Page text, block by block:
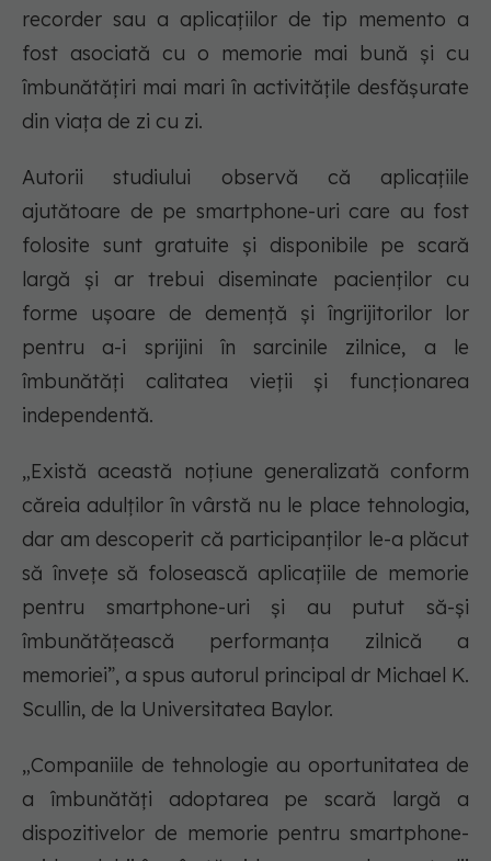
recorder sau a aplicațiilor de tip memento a
fost asociată cu o memorie mai bună și cu
îmbunătățiri mai mari în activitățile desfășurate
din viața de zi cu zi.
Autorii studiului observă că aplicațiile
ajutătoare de pe smartphone-uri care au fost
folosite sunt gratuite și disponibile pe scară
largă și ar trebui diseminate pacienților cu
forme ușoare de demență și îngrijitorilor lor
pentru a-i sprijini în sarcinile zilnice, a le
îmbunătăți calitatea vieții și funcționarea
independentă.
„Există această noțiune generalizată conform
căreia adulților în vârstă nu le place tehnologia,
dar am descoperit că participanților le-a plăcut
să învețe să folosească aplicațiile de memorie
pentru smartphone-uri și au putut să-și
îmbunătățească performanța zilnică a
memoriei”, a spus autorul principal dr Michael K.
Scullin, de la Universitatea Baylor.
„Companiile de tehnologie au oportunitatea de
a îmbunătăți adoptarea pe scară largă a
dispozitivelor de memorie pentru smartphone-